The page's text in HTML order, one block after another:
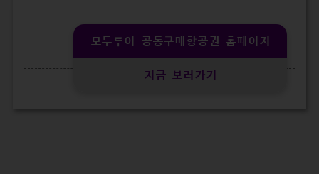
모두투어 공동구매항공권 홈페이지
지금 보러가기